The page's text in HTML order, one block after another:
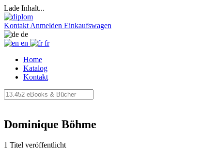
Lade Inhalt...
Kontakt Anmelden Einkaufswagen
de
en
fr
Home
Katalog
Kontakt
Dominique Böhme
1 Titel veröffentlicht